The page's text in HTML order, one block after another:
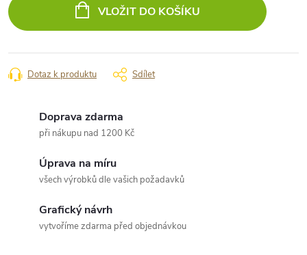
cena:
VLOŽIT DO KOŠÍKU
Dotaz k produktu Sdílet
Doprava zdarma
při nákupu nad 1200 Kč
Úprava na míru
všech výrobků dle vašich požadavků
Grafický návrh
vytvoříme zdarma před objednávkou